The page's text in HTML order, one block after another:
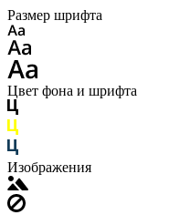
Размер шрифта
Цвет фона и шрифта
Изображения